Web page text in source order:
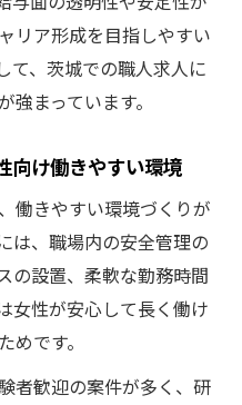
リア形成を目指しやすい
て、茨城での職人求人に
まっています。
向け働きやすい環境
働きやすい環境づくりが
は、職場内の安全管理の
の設置、柔軟な勤務時間
女性が安心して長く働け
です。
者歓迎の案件が多く、研